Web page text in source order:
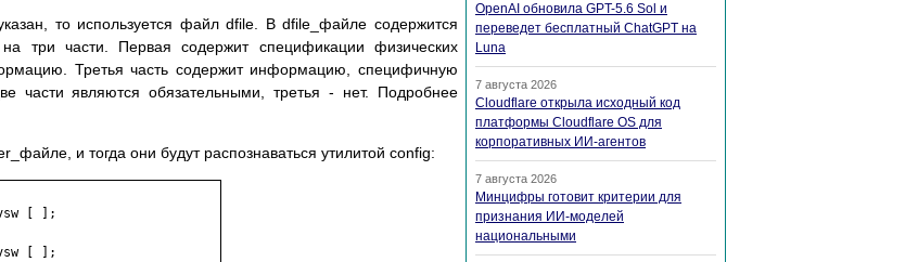
то используется файл dfile. В dfile_файле содержится
три части. Первая содержит спецификации физических
Третья часть содержит информацию, специфичную
части являются обязательными, третья - нет. Подробнее
и тогда они будут распознаваться утилитой config:
[ ];
[ ];
OpenAI обновила GPT-5.6 Sol и
переведет бесплатный ChatGPT на
Luna
7 августа 2026
Cloudflare открыла исходный код
платформы Cloudflare OS для
корпоративных ИИ-агентов
7 августа 2026
Минцифры готовит критерии для
признания ИИ-моделей
национальными